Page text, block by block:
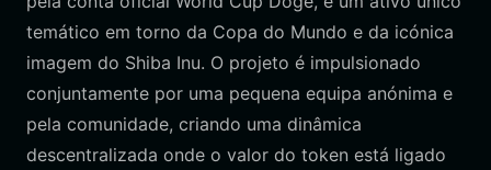
temático em torno da Copa do Mundo e da icónica
imagem do Shiba Inu. O projeto é impulsionado
conjuntamente por uma pequena equipa anónima e
pela comunidade, criando uma dinâmica
descentralizada onde o valor do token está ligado